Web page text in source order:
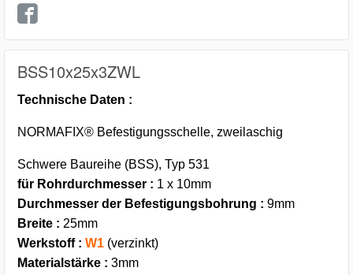
BSS10x25x3ZWL
Technische Daten :
NORMAFIX® Befestigungsschelle, zweilaschig
Schwere Baureihe (BSS), Typ 531
für Rohrdurchmesser : 1 x 10mm
Durchmesser der Befestigungsbohrung : 9mm
Breite : 25mm
Werkstoff : W1 (verzinkt)
Materialstärke : 3mm